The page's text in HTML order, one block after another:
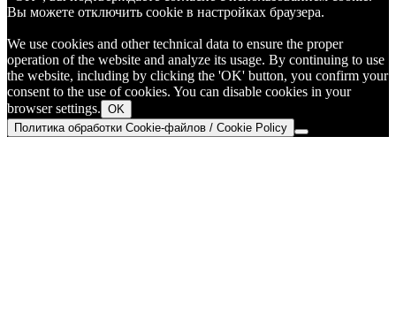
Вы можете отключить cookie в настройках браузера.
We use cookies and other technical data to ensure the proper
operation of the website and analyze its usage. By continuing to use
the website, including by clicking the 'OK' button, you confirm your
consent to the use of cookies. You can disable cookies in your
browser settings. OK
Политика обработки Cookie-файлов / Cookie Policy